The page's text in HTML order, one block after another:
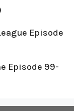
Episode
Episode 99-